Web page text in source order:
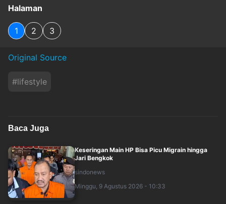
Halaman
1 2 3
Original Source
#lifestyle
Baca Juga
Keseringan Main HP Bisa Picu Migrain hingga
Jari Bengkok
sindonews
Minggu, 9 Agustus 2026 - 10:33